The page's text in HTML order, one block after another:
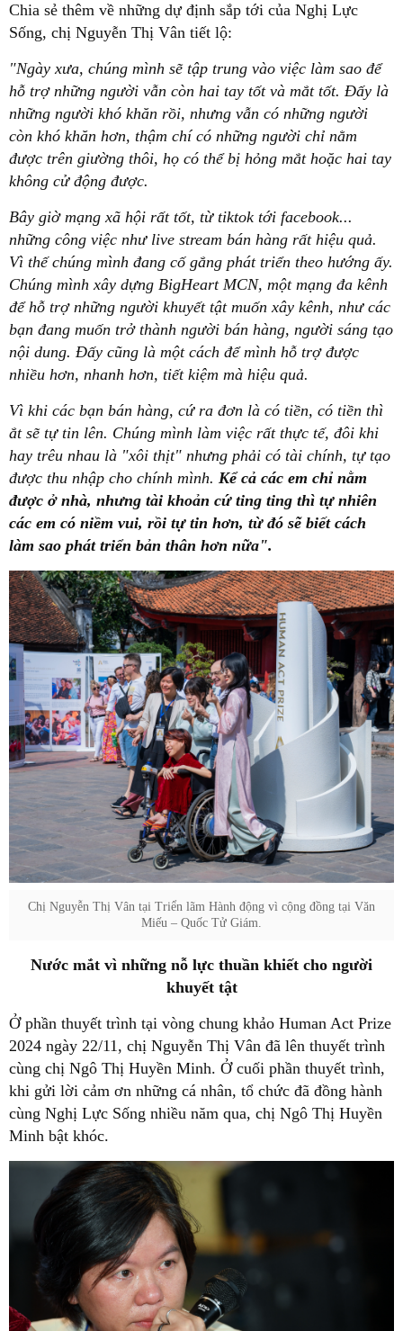
Chia sẻ thêm về những dự định sắp tới của Nghị Lực
Sống, chị Nguyễn Thị Vân tiết lộ:
"Ngày xưa, chúng mình sẽ tập trung vào việc làm sao để
hỗ trợ những người vẫn còn hai tay tốt và mắt tốt. Đấy là
những người khó khăn rồi, nhưng vẫn có những người
còn khó khăn hơn, thậm chí có những người chỉ nằm
được trên giường thôi, họ có thể bị hỏng mắt hoặc hai tay
không cử động được.
Bây giờ mạng xã hội rất tốt, từ tiktok tới facebook...
những công việc như live stream bán hàng rất hiệu quả.
Vì thế chúng mình đang cố gắng phát triển theo hướng ấy.
Chúng mình xây dựng BigHeart MCN, một mạng đa kênh
để hỗ trợ những người khuyết tật muốn xây kênh, như các
bạn đang muốn trở thành người bán hàng, người sáng tạo
nội dung. Đấy cũng là một cách để mình hỗ trợ được
nhiều hơn, nhanh hơn, tiết kiệm mà hiệu quả.
Vì khi các bạn bán hàng, cứ ra đơn là có tiền, có tiền thì
ắt sẽ tự tin lên. Chúng mình làm việc rất thực tế, đôi khi
hay trêu nhau là "xôi thịt" nhưng phải có tài chính, tự tạo
được thu nhập cho chính mình. Kể cả các em chỉ nằm
được ở nhà, nhưng tài khoản cứ ting ting thì tự nhiên
các em có niềm vui, rồi tự tin hơn, từ đó sẽ biết cách
làm sao phát triển bản thân hơn nữa".
Chị Nguyễn Thị Vân tại Triển lãm Hành động vì cộng đồng tại Văn
Miếu – Quốc Tử Giám.
Nước mắt vì những nỗ lực thuần khiết cho người
khuyết tật
Ở phần thuyết trình tại vòng chung khảo Human Act Prize
2024 ngày 22/11, chị Nguyễn Thị Vân đã lên thuyết trình
cùng chị Ngô Thị Huyền Minh. Ở cuối phần thuyết trình,
khi gửi lời cảm ơn những cá nhân, tổ chức đã đồng hành
cùng Nghị Lực Sống nhiều năm qua, chị Ngô Thị Huyền
Minh bật khóc.